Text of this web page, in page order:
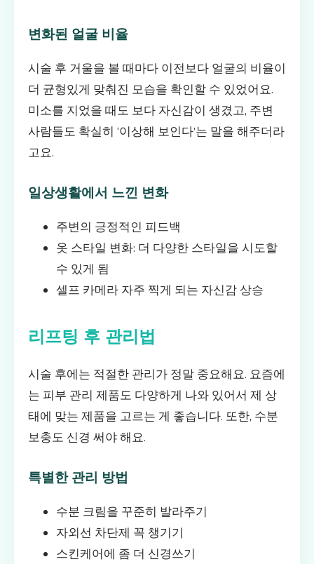
변화된 얼굴 비율
시술 후 거울을 볼 때마다 이전보다 얼굴의 비율이
더 균형있게 맞춰진 모습을 확인할 수 있었어요.
미소를 지었을 때도 보다 자신감이 생겼고, 주변
사람들도 확실히 ‘이상해 보인다’는 말을 해주더라
고요.
일상생활에서 느낀 변화
주변의 긍정적인 피드백
옷 스타일 변화: 더 다양한 스타일을 시도할
수 있게 됨
셀프 카메라 자주 찍게 되는 자신감 상승
리프팅 후 관리법
시술 후에는 적절한 관리가 정말 중요해요. 요즘에
는 피부 관리 제품도 다양하게 나와 있어서 제 상
태에 맞는 제품을 고르는 게 좋습니다. 또한, 수분
보충도 신경 써야 해요.
특별한 관리 방법
수분 크림을 꾸준히 발라주기
자외선 차단제 꼭 챙기기
스킨케어에 좀 더 신경쓰기